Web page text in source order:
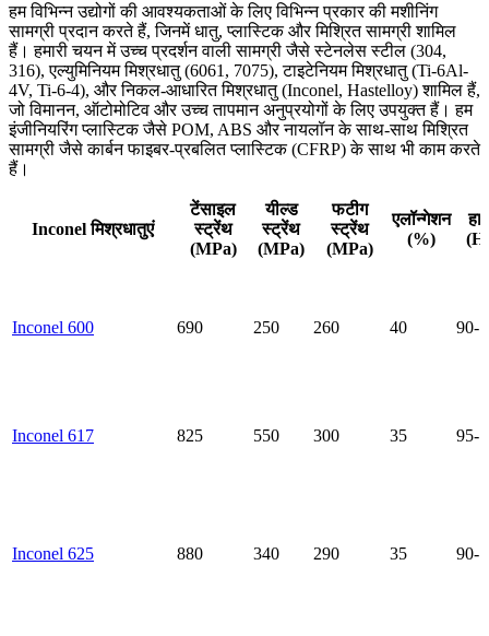
हम विभिन्न उद्योगों की आवश्यकताओं के लिए विभिन्न प्रकार की मशीनिंग
सामग्री प्रदान करते हैं, जिनमें धातु, प्लास्टिक और मिश्रित सामग्री शामिल
हैं। हमारी चयन में उच्च प्रदर्शन वाली सामग्री जैसे स्टेनलेस स्टील (304,
316), एल्युमिनियम मिश्रधातु (6061, 7075), टाइटेनियम मिश्रधातु (Ti-6Al-
4V, Ti-6-4), और निकल-आधारित मिश्रधातु (Inconel, Hastelloy) शामिल हैं,
जो विमानन, ऑटोमोटिव और उच्च तापमान अनुप्रयोगों के लिए उपयुक्त हैं। हम
इंजीनियरिंग प्लास्टिक जैसे POM, ABS और नायलॉन के साथ-साथ मिश्रित
सामग्री जैसे कार्बन फाइबर-प्रबलित प्लास्टिक (CFRP) के साथ भी काम करते
हैं।
Inconel मिश्रधातुएं
टेंसाइल
स्ट्रेंथ
(MPa)
यील्ड
स्ट्रेंथ
(MPa)
फटीग
स्ट्रेंथ
(MPa)
एलॉन्गेशन
(%)
Inconel 600 690 250 260 40 90-
Inconel 617 825 550 300 35 95-
Inconel 625 880 340 290 35 90-